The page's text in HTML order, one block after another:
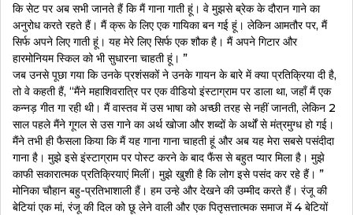
कि सेट पर अब सभी जानते हैं कि मैं गाना गाती हूं। वे मुझसे ब्रेक के दौरान गाने का
अनुरोध करते रहते हैं। मैं क्रू के लिए एक गायिका बन गई हूं। लेकिन आमतौर पर, मैं
सिर्फ अपने लिए गाती हूं। यह मेरे लिए सिर्फ एक शौक है। मैं अपने गिटार और
हारमोनियम स्किल को भी सुधारना चाहती हूं। ”
जब उनसे पूछा गया कि उनके प्रशंसकों ने उनके गायन के बारे में क्या प्रतिक्रिया दी है,
तो वे कहती हैं, “मैंने महाशिवरात्रि पर एक वीडियो इंस्टाग्राम पर डाला था, जहाँ मैं एक
कन्नड़ गीत गा रही थी। मैं वास्तव में उस भाषा को अच्छी तरह से नहीं जानती, लेकिन 2
साल पहले मैंने गूगल से उस गाने का अर्थ खोजा और शब्दों के अर्थों से मंत्रमुग्ध हो गई।
मैंने तभी ही फैसला किया कि मैं यह गाना गाना चाहती हूं और अब यह मेरा सबसे पसंदीदा
गाना है। मुझे इसे इंस्टाग्राम पर पोस्ट करने के बाद फैंस से बहुत प्यार मिला है। मुझे
काफी सकारात्मक प्रतिक्रियाएं मिलीं। मुझे खुशी है कि लोग इसे पसंद कर रहे हैं। ”
मोनिका चौहान बहु-प्रतिभाशाली हैं। हम उन्हे और देखने की उम्मीद करते हैं। रंजू की
बेटियां एक मां, रंजू की दिल को छू लेने वाली और एक पितृसत्तात्मक समाज में 4 बेटियों